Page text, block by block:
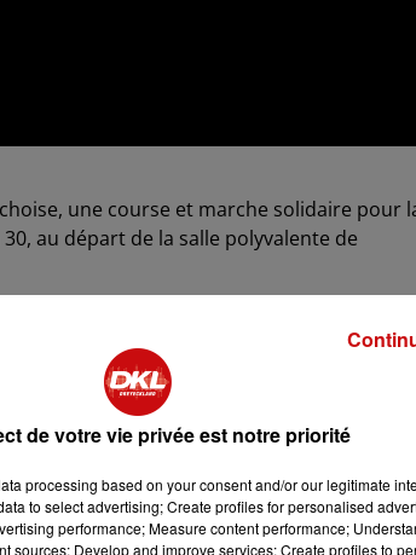
une course et marche solidaire pour
au départ de la salle polyvalente de
Rouffach et environs, avec le soutien du
de l'année précédente, avec
11 000 € l'année dernière, bénéficiant
les enfants hospitalisés à Hautepierre.
est ouvert à tous, y compris aux
ses capacités. Les coureurs partiront
Wintzfelden et du groupe Toanui de
de votre vie privée est notre priorité
processing based on your consent and/or our legitimate
to select advertising; Create profiles for personalised
performance; Measure content performance;
sources; Develop and improve services; Create profiles to